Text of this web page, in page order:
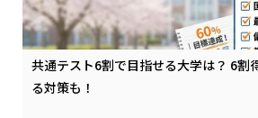
共通テスト6割で目指せる大学は？ 6割
る対策も！